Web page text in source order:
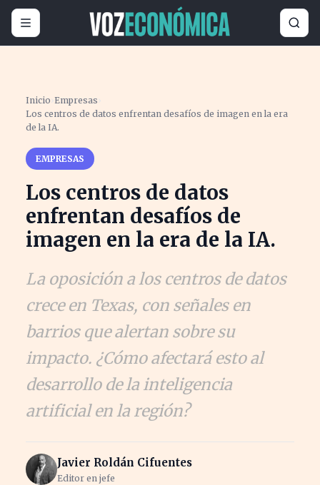
Inicio ›Empresas ›
Los centros de datos enfrentan desafíos de imagen en la era
de la IA.
EMPRESAS
Los centros de datos
enfrentan desafíos de
imagen en la era de la IA.
La oposición a los centros de datos
crece en Texas, con señales en
barrios que alertan sobre su
impacto. ¿Cómo afectará esto al
desarrollo de la inteligencia
artificial en la región?
Javier Roldán Cifuentes
Editor en jefe